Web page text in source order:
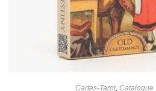
Cartes-Tarot, Catalogue